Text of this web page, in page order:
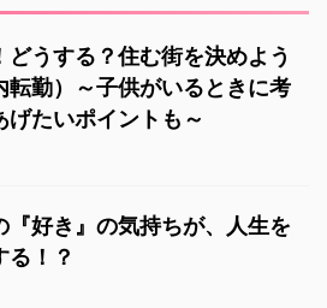
どうする？住む街を決めよう
転勤）～子供がいるときに考
げたいポイントも～
『好き』の気持ちが、人生を
る！？